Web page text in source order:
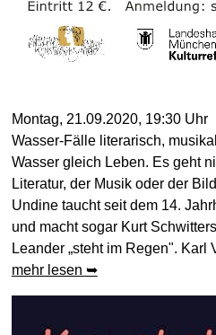
Montag, 21.09.2020, 19:30 Uhr
Wasser-Fälle literarisch,
Wasser gleich Leben. Es geht
Literatur, der Musik oder der
Undine taucht seit dem 14.
und macht sogar Kurt
Leander „steht im Regen". Karl
mehr lesen ➥